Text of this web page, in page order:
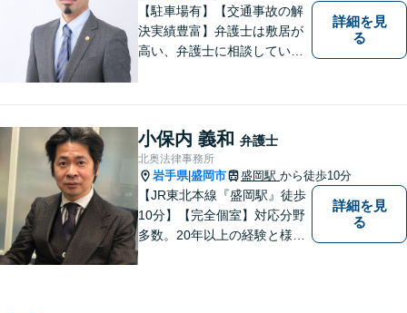
【駐車場有】【交通事故の解
決実績豊富】弁護士は敷居が
高い、弁護士に相談していい
に相談していただける弁護士
を目指しています。どんなこ
とでもお気軽にご相談くださ
い。
詳細を見
る
小保内 義和 弁護士
北奥法律事務所
岩手県|盛岡市 盛岡駅 から徒歩10分
【JR東北本線『盛岡駅』徒歩
10分】【完全個室】対応分野
多数。20年以上の経験と様々
詳細を見
る